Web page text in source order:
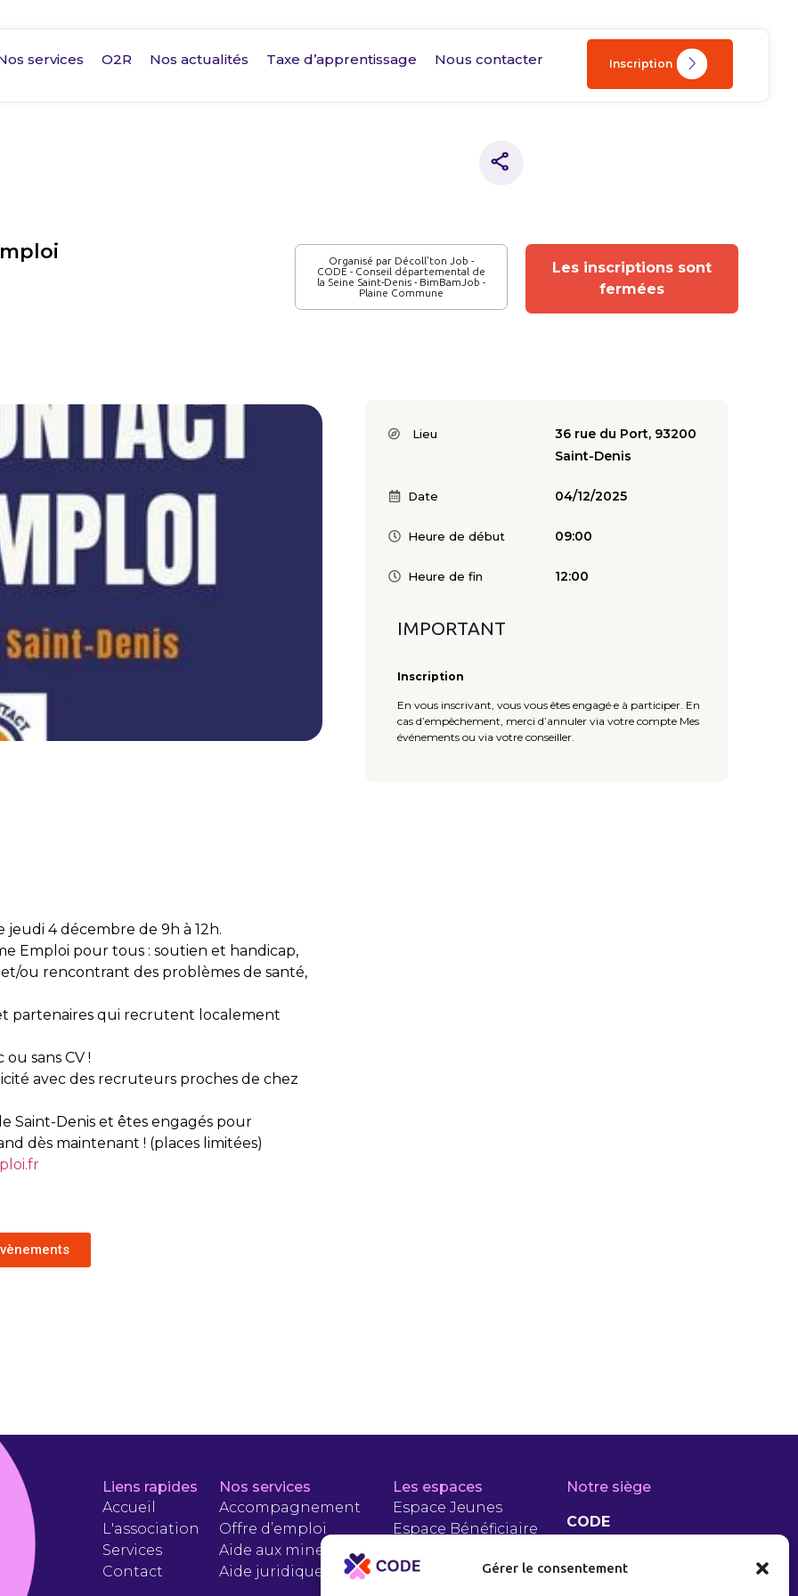
Gérer le consentement
services O2R Nos actualités Taxe d’apprentissage Nous contacter Inscription
Organisé par Décoll'ton Job -
CODE - Conseil départemental de
la Seine Saint-Denis - BimBamJob -
Plaine Commune
Les inscriptions sont
fermées
jeudi 4 décembre de 9h à 12h.
Emploi pour tous : soutien et handicap,
ou rencontrant des problèmes de santé,
partenaires qui recrutent localement
sans CV !
avec des recruteurs proches de chez
Saint-Denis et êtes engagés pour
dès maintenant ! (places limitées)
Lieu
36 rue du Port, 93200
Saint-Denis
Date 04/12/2025
Heure de début 09:00
Heure de fin 12:00
IMPORTANT
Inscription
En vous inscrivant, vous vous êtes engagé·e à participer. En
cas d’empêchement, merci d’annuler via votre compte Mes
événements ou via votre conseiller.
Liens rapides
Accueil
L'association
Services
Contact
Nos services
Accompagnement
Offre d’emploi
Aide aux mineurs
Aide juridique
Les espaces
Espace Jeunes
Espace Bénéficiaire
Espace PLIE
Notre siège
CODE
93200 Saint-Denis